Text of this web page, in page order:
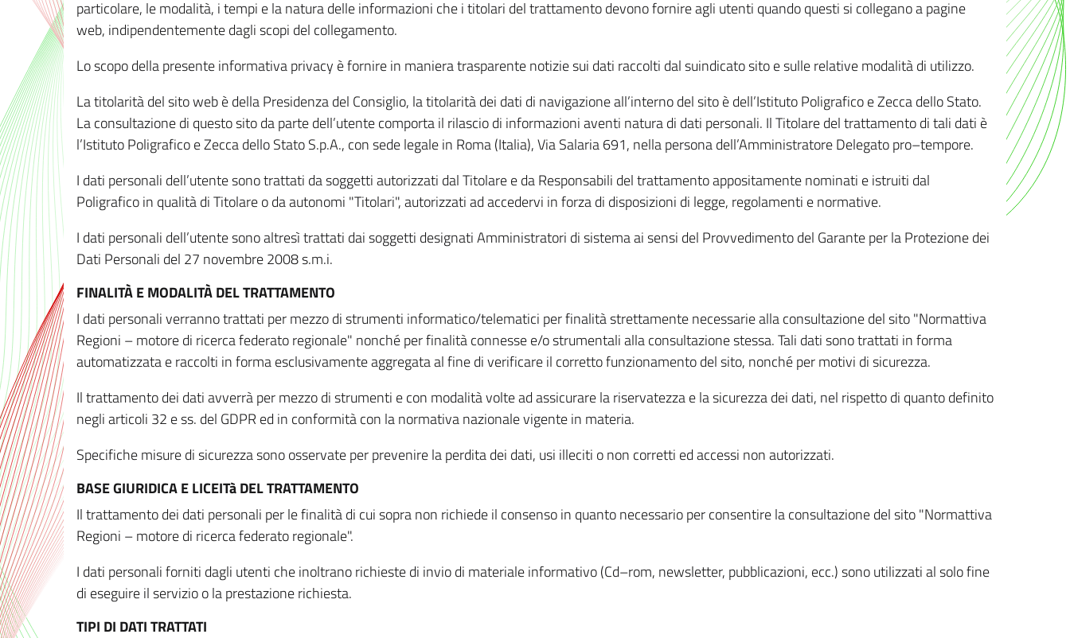
particolare, le modalità, i tempi e la natura delle informazioni che i titolari del trattamento devono fornire agli utenti quando questi si collegano a pagine
web, indipendentemente dagli scopi del collegamento.
Lo scopo della presente informativa privacy è fornire in maniera trasparente notizie sui dati raccolti dal suindicato sito e sulle relative modalità di utilizzo.
La titolarità del sito web è della Presidenza del Consiglio, la titolarità dei dati di navigazione all’interno del sito è dell’Istituto Poligrafico e Zecca dello Stato.
La consultazione di questo sito da parte dell’utente comporta il rilascio di informazioni aventi natura di dati personali. Il Titolare del trattamento di tali dati è
l’Istituto Poligrafico e Zecca dello Stato S.p.A., con sede legale in Roma (Italia), Via Salaria 691, nella persona dell’Amministratore Delegato pro–tempore.
I dati personali dell’utente sono trattati da soggetti autorizzati dal Titolare e da Responsabili del trattamento appositamente nominati e istruiti dal
Poligrafico in qualità di Titolare o da autonomi "Titolari", autorizzati ad accedervi in forza di disposizioni di legge, regolamenti e normative.
I dati personali dell’utente sono altresì trattati dai soggetti designati Amministratori di sistema ai sensi del Provvedimento del Garante per la Protezione dei
Dati Personali del 27 novembre 2008 s.m.i.
FINALITÀ E MODALITÀ DEL TRATTAMENTO
I dati personali verranno trattati per mezzo di strumenti informatico/telematici per finalità strettamente necessarie alla consultazione del sito "Normattiva
Regioni – motore di ricerca federato regionale" nonché per finalità connesse e/o strumentali alla consultazione stessa. Tali dati sono trattati in forma
automatizzata e raccolti in forma esclusivamente aggregata al fine di verificare il corretto funzionamento del sito, nonché per motivi di sicurezza.
Il trattamento dei dati avverrà per mezzo di strumenti e con modalità volte ad assicurare la riservatezza e la sicurezza dei dati, nel rispetto di quanto definito
negli articoli 32 e ss. del GDPR ed in conformità con la normativa nazionale vigente in materia.
Specifiche misure di sicurezza sono osservate per prevenire la perdita dei dati, usi illeciti o non corretti ed accessi non autorizzati.
BASE GIURIDICA E LICEITà DEL TRATTAMENTO
Il trattamento dei dati personali per le finalità di cui sopra non richiede il consenso in quanto necessario per consentire la consultazione del sito "Normattiva
Regioni – motore di ricerca federato regionale".
I dati personali forniti dagli utenti che inoltrano richieste di invio di materiale informativo (Cd–rom, newsletter, pubblicazioni, ecc.) sono utilizzati al solo fine
di eseguire il servizio o la prestazione richiesta.
TIPI DI DATI TRATTATI